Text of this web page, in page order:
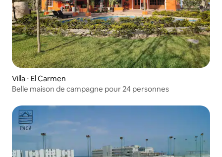
Villa ⋅ El Carmen
Belle maison de campagne pour 24 personnes